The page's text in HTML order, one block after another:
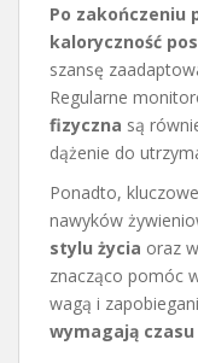
Po zakończeniu
kaloryczność
szansę
Regularne
fizyczna są
dążenie do
Ponadto,
nawyków
stylu życia oraz
znacząco pomóc
wagą i
wymagają